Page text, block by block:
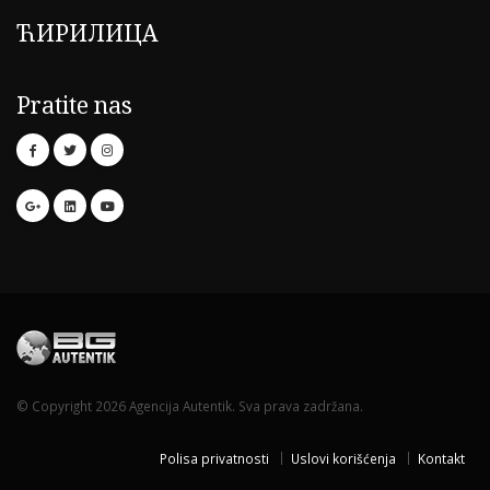
ЋИРИЛИЦА
Pratite nas
© Copyright 2026 Agencija Autentik. Sva prava zadržana.
Polisa privatnosti Uslovi korišćenja Kontakt